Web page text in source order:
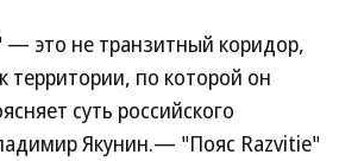
— это не транзитный коридор,
территории, по которой он
суть российского
Якунин.— "Пояс Razvitie"